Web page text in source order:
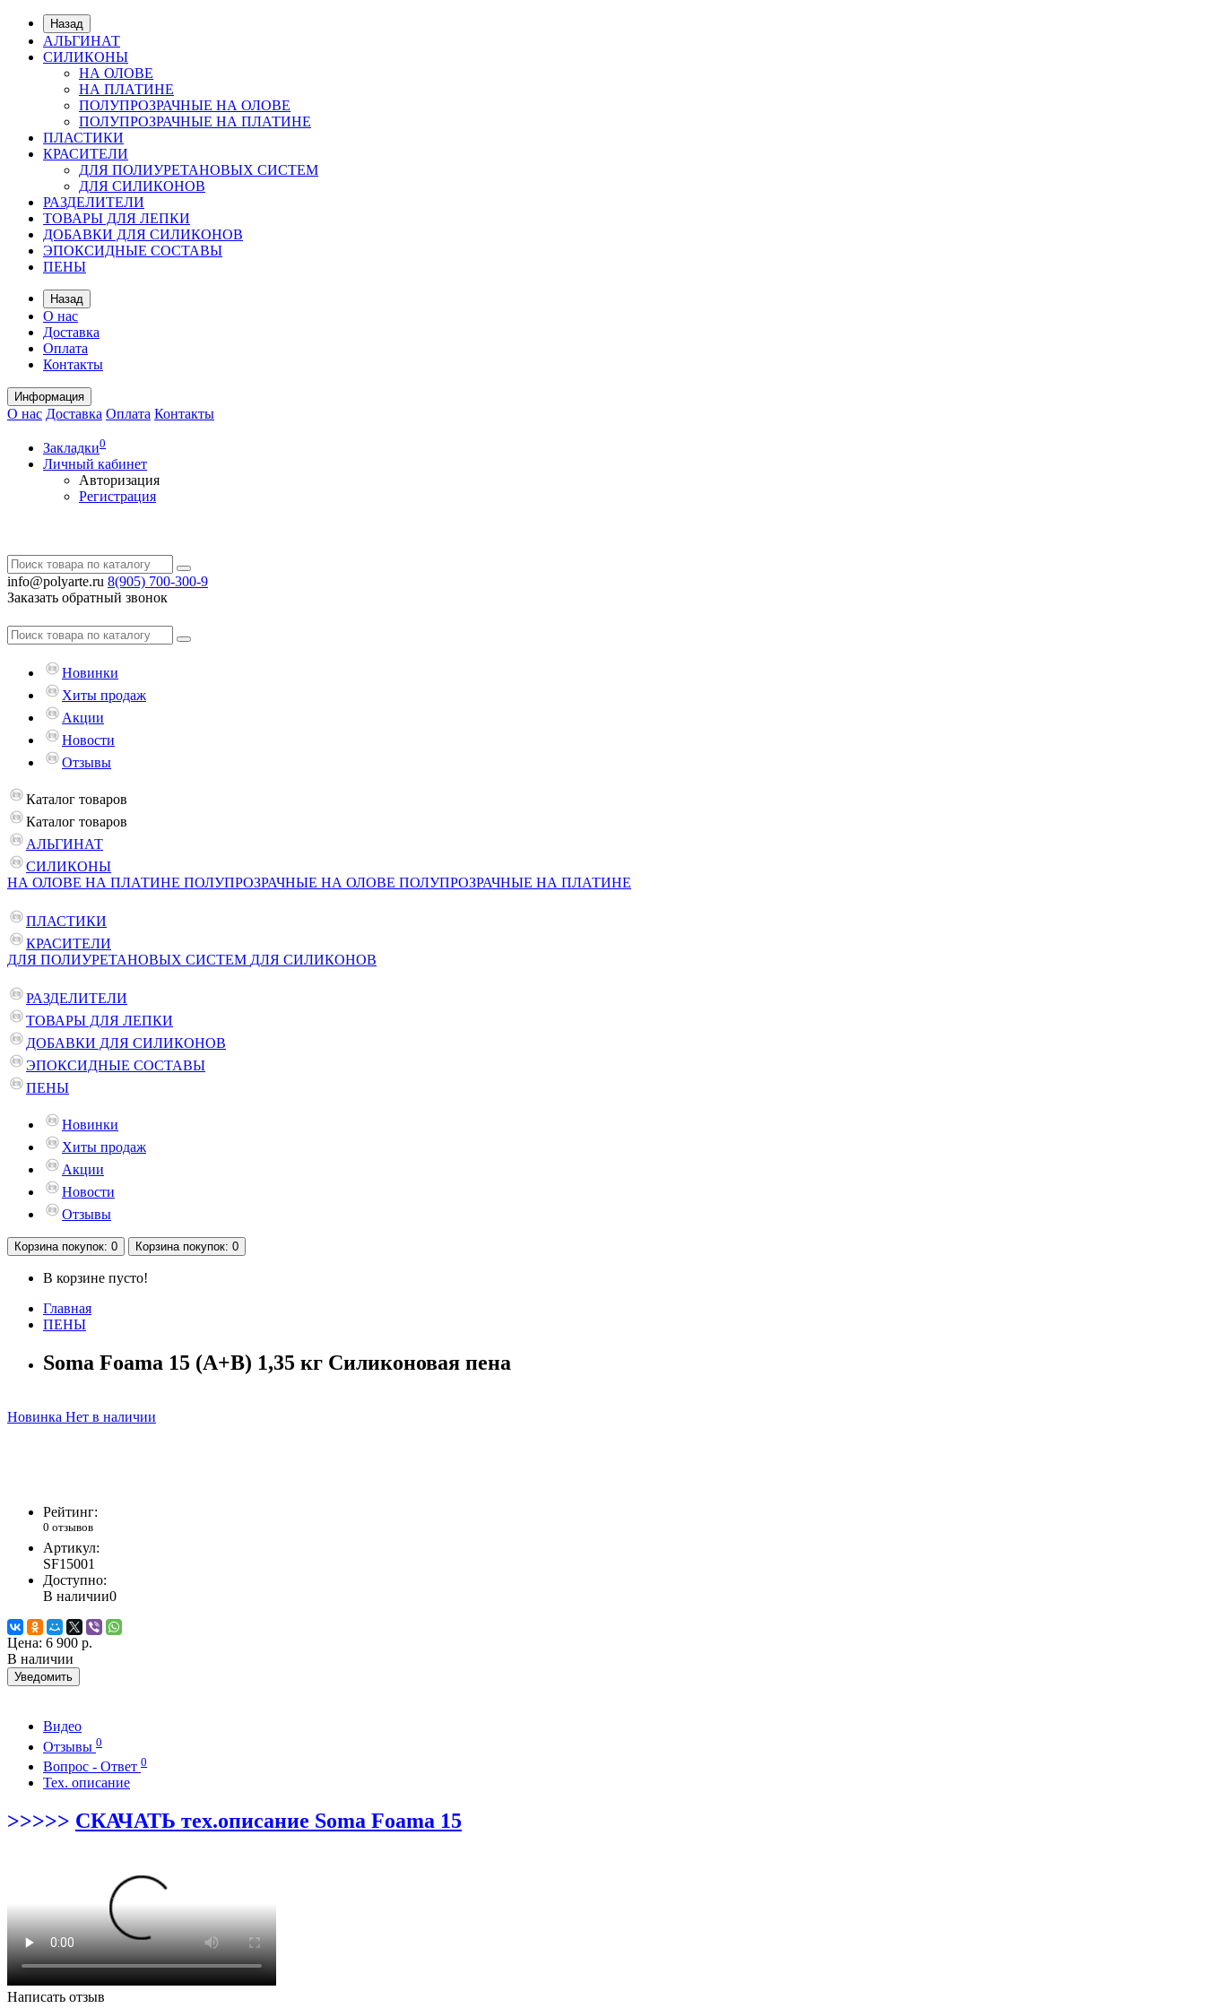
Назад
АЛЬГИНАТ
СИЛИКОНЫ
НА ОЛОВЕ
НА ПЛАТИНЕ
ПОЛУПРОЗРАЧНЫЕ НА ОЛОВЕ
ПОЛУПРОЗРАЧНЫЕ НА ПЛАТИНЕ
ПЛАСТИКИ
КРАСИТЕЛИ
ДЛЯ ПОЛИУРЕТАНОВЫХ СИСТЕМ
ДЛЯ СИЛИКОНОВ
РАЗДЕЛИТЕЛИ
ТОВАРЫ ДЛЯ ЛЕПКИ
ДОБАВКИ ДЛЯ СИЛИКОНОВ
ЭПОКСИДНЫЕ СОСТАВЫ
ПЕНЫ
Назад
О нас
Доставка
Оплата
Контакты
Информация
О нас Доставка Оплата Контакты
Закладки0
Личный кабинет
Авторизация
Регистрация
info@polyarte.ru 8(905) 700-300-9
Заказать обратный звонок
Новинки
Хиты продаж
Акции
Новости
Отзывы
Каталог товаров
Каталог товаров
АЛЬГИНАТ
СИЛИКОНЫ
НА ОЛОВЕ НА ПЛАТИНЕ ПОЛУПРОЗРАЧНЫЕ НА ОЛОВЕ ПОЛУПРОЗРАЧНЫЕ НА ПЛАТИНЕ
ПЛАСТИКИ
КРАСИТЕЛИ
ДЛЯ ПОЛИУРЕТАНОВЫХ СИСТЕМ ДЛЯ СИЛИКОНОВ
РАЗДЕЛИТЕЛИ
ТОВАРЫ ДЛЯ ЛЕПКИ
ДОБАВКИ ДЛЯ СИЛИКОНОВ
ЭПОКСИДНЫЕ СОСТАВЫ
ПЕНЫ
Новинки
Хиты продаж
Акции
Новости
Отзывы
Корзинапокупок: 0 Корзинапокупок: 0
В корзине пусто!
Главная
ПЕНЫ
Soma Foama 15 (A+B) 1,35 кг Силиконовая пена
Новинка Нет в наличии
Рейтинг:
0 отзывов
Артикул:
SF15001
Доступно:
В наличии0
Цена: 6 900 р.
В наличии
Уведомить
Видео
Отзывы 0
Вопрос - Ответ 0
Тех. описание
>>>>> СКАЧАТЬ тех.описание Soma Foama 15
Написать отзыв